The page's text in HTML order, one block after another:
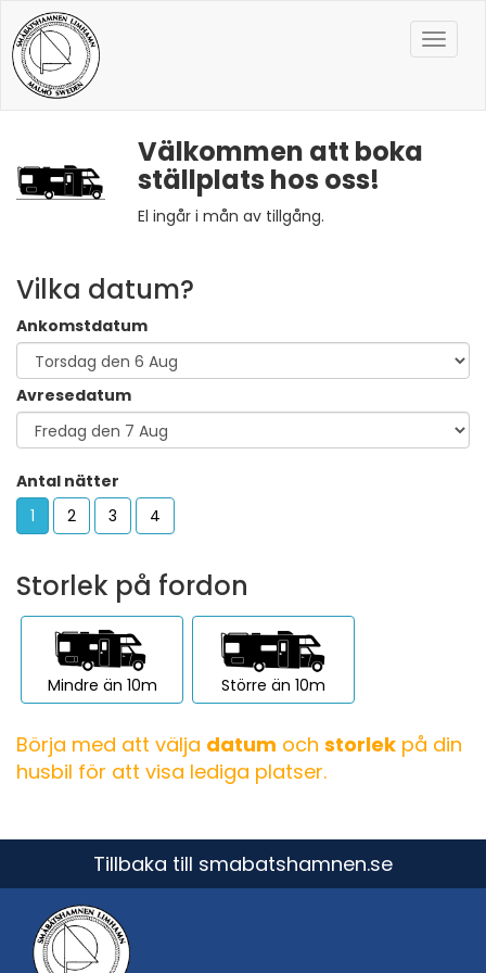
Toggle
Välkommen att boka
ställplats hos oss!
El ingår i mån av tillgång.
Vilka datum?
Ankomstdatum
Avresedatum
Antal nätter
1
2 3 4
Storlek på fordon
Mindre än 10m Större än 10m
Börja med att välja datum och storlek på din
husbil för att visa lediga platser.
Tillbaka till smabatshamnen.se